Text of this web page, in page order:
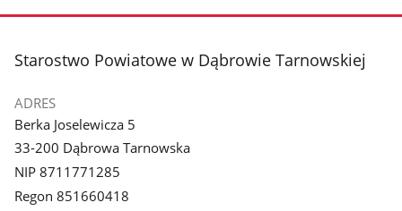
galerii.
galerii.
stopka
Starostwo Powiatowe w Dąbrowie Tarnowskiej
ADRES
Berka Joselewicza 5
33-200 Dąbrowa Tarnowska
NIP 8711771285
Regon 851660418